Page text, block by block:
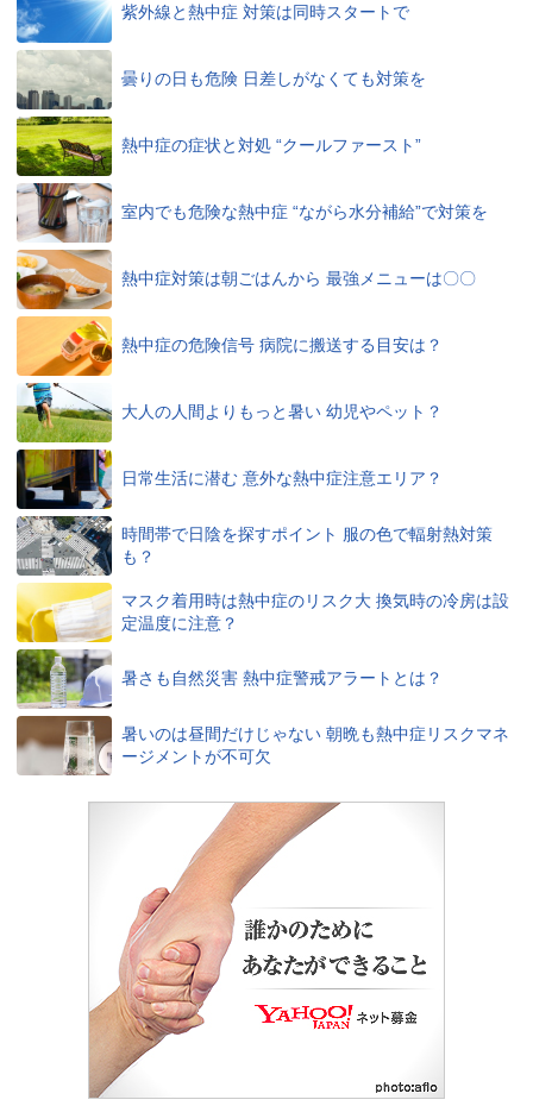
紫外線と熱中症 対策は同時スタートで
曇りの日も危険 日差しがなくても対策を
熱中症の症状と対処 “クールファースト”
室内でも危険な熱中症 “ながら水分補給”で対策を
熱中症対策は朝ごはんから 最強メニューは〇〇
熱中症の危険信号 病院に搬送する目安は？
大人の人間よりもっと暑い 幼児やペット？
日常生活に潜む 意外な熱中症注意エリア？
時間帯で日陰を探すポイント 服の色で輻射熱対策
も？
マスク着用時は熱中症のリスク大 換気時の冷房は設
定温度に注意？
暑さも自然災害 熱中症警戒アラートとは？
暑いのは昼間だけじゃない 朝晩も熱中症リスクマネ
ージメントが不可欠